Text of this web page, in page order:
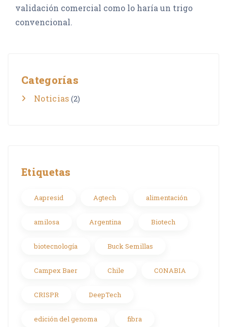
validación comercial como lo haría un trigo
convencional.
Categorías
Noticias (2)
Etiquetas
Aapresid Agtech alimentación
amilosa Argentina Biotech
biotecnología Buck Semillas
Campex Baer Chile CONABIA
CRISPR DeepTech
edición del genoma fibra